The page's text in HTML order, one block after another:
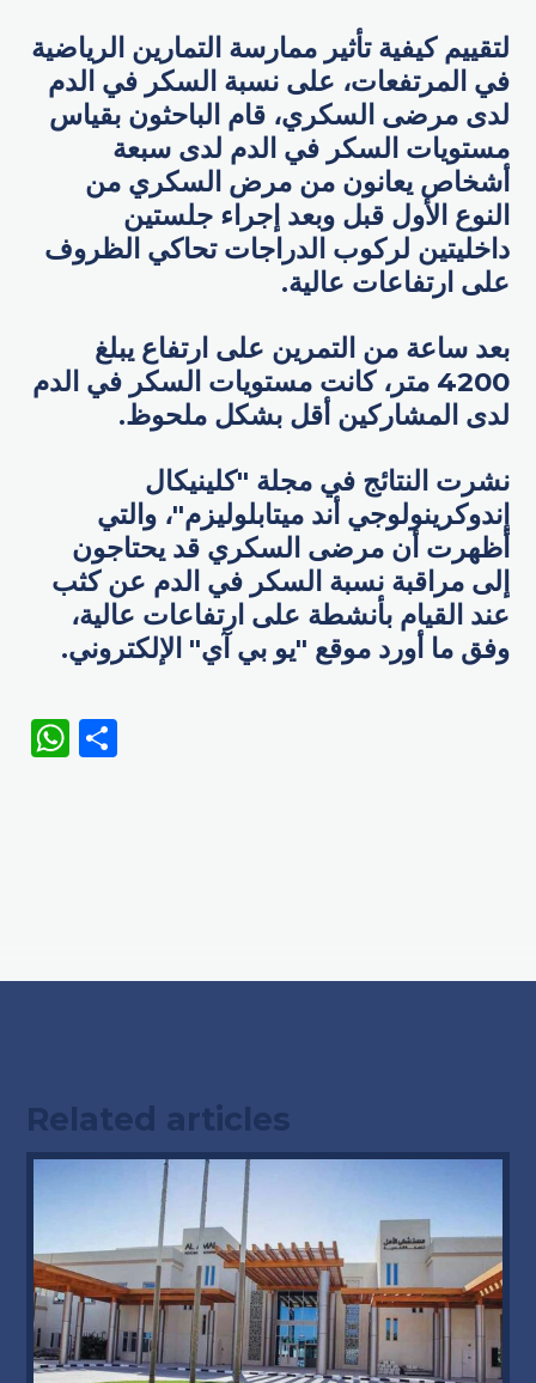
لتقييم كيفية تأثير ممارسة التمارين الرياضية
في المرتفعات، على نسبة السكر في الدم
لدى مرضى السكري، قام الباحثون بقياس
مستويات السكر في الدم لدى سبعة
أشخاص يعانون من مرض السكري من
النوع الأول قبل وبعد إجراء جلستين
داخليتين لركوب الدراجات تحاكي الظروف
على ارتفاعات عالية.
بعد ساعة من التمرين على ارتفاع يبلغ
4200 متر، كانت مستويات السكر في الدم
لدى المشاركين أقل بشكل ملحوظ.
نشرت النتائج في مجلة "كلينيكال
إندوكرينولوجي أند ميتابلوليزم"، والتي
أظهرت أن مرضى السكري قد يحتاجون
إلى مراقبة نسبة السكر في الدم عن كثب
عند القيام بأنشطة على ارتفاعات عالية،
وفق ما أورد موقع "يو بي آي" الإلكتروني.
WhatsApp
Related articles